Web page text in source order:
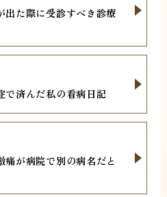
出た際に受診すべき診療
で済んだ私の看病日記
が病院で別の病名だと